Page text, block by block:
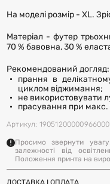
На моделі розмір - ХL.
Матеріал - футер
70 % бавовна, 30 %
Рекомендований догляд:
прання в
циклом віджимання;
не використовувати
прасування при макс.
Артикул:
Просимо звернути
залежності від
Положення принта на